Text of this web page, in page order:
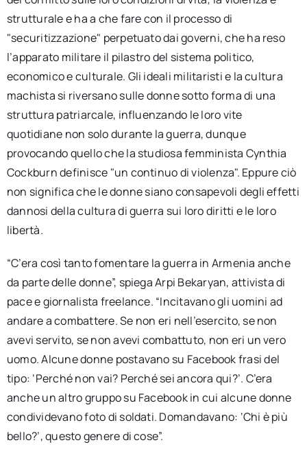
strutturale e ha a che fare con il processo di
"securitizzazione" perpetuato dai governi, che ha reso
l’apparato militare il pilastro del sistema politico,
economico e culturale. Gli ideali militaristi e la cultura
machista si riversano sulle donne sotto forma di una
struttura patriarcale, influenzando le loro vite
quotidiane non solo durante la guerra, dunque
provocando quello che la studiosa femminista Cynthia
Cockburn definisce "un continuo di violenza". Eppure ciò
non significa che le donne siano consapevoli degli effetti
dannosi della cultura di guerra sui loro diritti e le loro
libertà.
“C’era così tanto fomentare la guerra in Armenia anche
da parte delle donne”, spiega Arpi Bekaryan, attivista di
pace e giornalista freelance. “Incitavano gli uomini ad
andare a combattere. Se non eri nell’esercito, se non
avevi servito, se non avevi combattuto, non eri un vero
uomo. Alcune donne postavano su Facebook frasi del
tipo: ‘Perché non vai? Perché sei ancora qui?’. C’era
anche un altro gruppo su Facebook in cui alcune donne
condividevano foto di soldati. Domandavano: ‘Chi è più
bello?’, questo genere di cose”.